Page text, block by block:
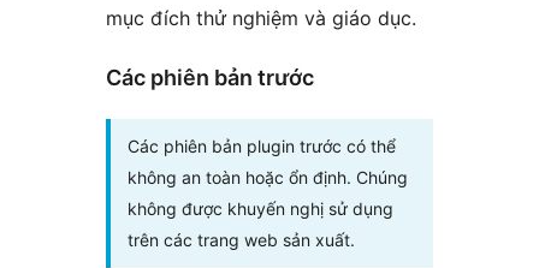
mục đích thử nghiệm và giáo dục.
Các phiên bản trước
Các phiên bản plugin trước có thể
không an toàn hoặc ổn định. Chúng
không được khuyến nghị sử dụng
trên các trang web sản xuất.